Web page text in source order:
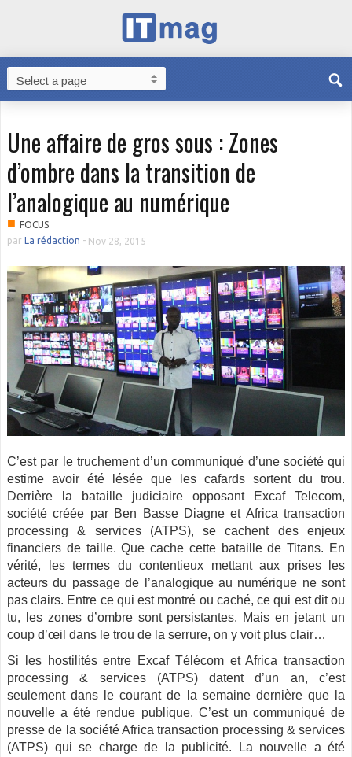
Une affaire de gros sous : Zones
d’ombre dans la transition de
l’analogique au numérique
■ FOCUS
par La rédaction - Nov 28, 2015
C’est par le truchement d’un communiqué d’une société qui
estime avoir été lésée que les cafards sortent du trou.
Derrière la bataille judiciaire opposant Excaf Telecom,
société créée par Ben Basse Diagne et Africa transaction
processing & services (ATPS), se cachent des enjeux
financiers de taille. Que cache cette bataille de Titans. En
vérité, les termes du contentieux mettant aux prises les
acteurs du passage de l’analogique au numérique ne sont
pas clairs. Entre ce qui est montré ou caché, ce qui est dit ou
tu, les zones d’ombre sont persistantes. Mais en jetant un
coup d’œil dans le trou de la serrure, on y voit plus clair…
Si les hostilités entre Excaf Télécom et Africa transaction
processing & services (ATPS) datent d’un an, c’est
seulement dans le courant de la semaine dernière que la
nouvelle a été rendue publique. C’est un communiqué de
presse de la société Africa transaction processing & services
(ATPS) qui se charge de la publicité. La nouvelle a été